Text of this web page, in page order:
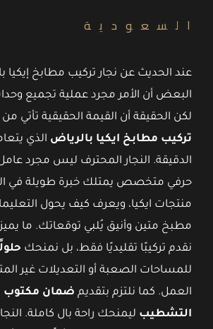
السعودية
عند الحديث عن نجار تركيب مطابخ إيكيا
البعض أن الأمر مجرد عملية تجميع
لكن الحقيقة أن القيمة الحقيقية تأتي من
تركيب مطابخ ايكيا بالرياض الذي
الدقيقة. النجار المحترف ليس مجرد
حرفي متخصص يمتلك خبرة طويلة في
منتجات ايكيا، ويعرف كيف يحول
مطبخ متين وأنيق يُلبي توقعاتك. ما يميز
نقدم تركيبًا تقليديًا فقط، بل نمنحك
للمساحات الصعبة أو التعديلات غير
العمل. كما نلتزم بتقديم ضمان مكتوب
التشطيب ليمنحك راحة بال كاملة. النجار